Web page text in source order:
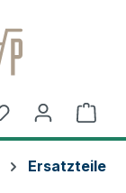
Ersatzteile